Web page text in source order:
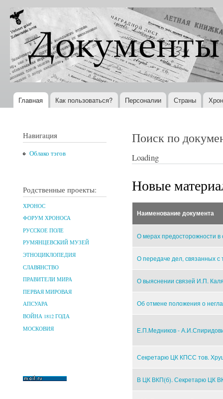
Документы
XX века
Всемирная
история в
Интернете
Главное меню
Главная Как пользоваться? Персоналии Страны
Навигация
Облако тэгов
Родственные проекты:
ХРОНОС
ФОРУМ ХРОНОСА
РУССКОЕ ПОЛЕ
РУМЯНЦЕВСКИЙ МУЗЕЙ
ЭТНОЦИКЛОПЕДИЯ
СЛАВЯНСТВО
ПРАВИТЕЛИ МИРА
ПЕРВАЯ МИРОВАЯ
АПСУАРА
ВОЙНА 1812 ГОДА
МОСКОВИЯ
Поиск по
Loading
Новые
Наименование документа
О мерах предосторожности
О передаче дел, связанных с
О выяснении связей И.П.
Об отмене положения о
Е.П.Медников -
Секретарю ЦК КПСС тов.
В ЦК ВКП(б). Секретарю ЦК